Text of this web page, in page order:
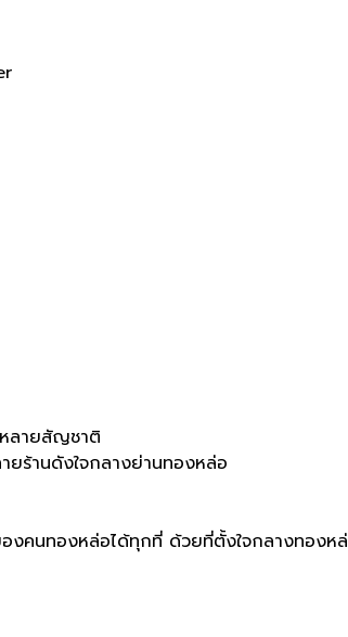
หลายสัญชาติ
ยร้านดังใจกลางย่านทองหล่อ​
งคนทองหล่อได้ทุกที่ ด้วยที่ตั้งใจกลางทองหล่